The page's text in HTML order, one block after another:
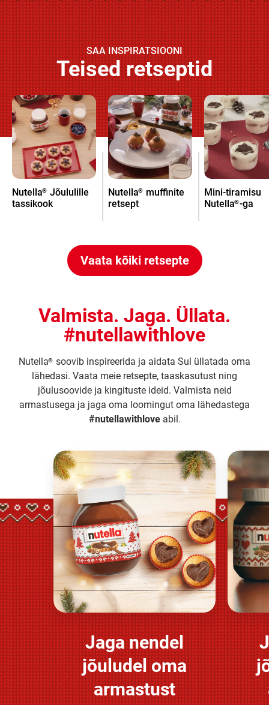
SAA INSPIRATSIOONI
Teised retseptid
Nutella® Jõululille
tassikook
Nutella® muffinite
retsept
Mini-tiramisu
Nutella®-ga
Vaata kõiki retsepte
Valmista. Jaga. Üllata.
#nutellawithlove
Nutella® soovib inspireerida ja aidata Sul üllatada oma
lähedasi. Vaata meie retsepte, taaskasutust ning
jõulusoovide ja kingituste ideid. Valmista neid
armastusega ja jaga oma loomingut oma lähedastega
#nutellawithloveabil.
Avasta rohkem
Jaga nendel
jõuludel oma
armastust